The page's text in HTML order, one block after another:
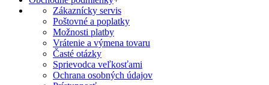
Zákaznícky servis
Poštovné a poplatky
Možnosti platby
Vrátenie a výmena tovaru
Časté otázky
Sprievodca veľkosťami
Ochrana osobných údajov